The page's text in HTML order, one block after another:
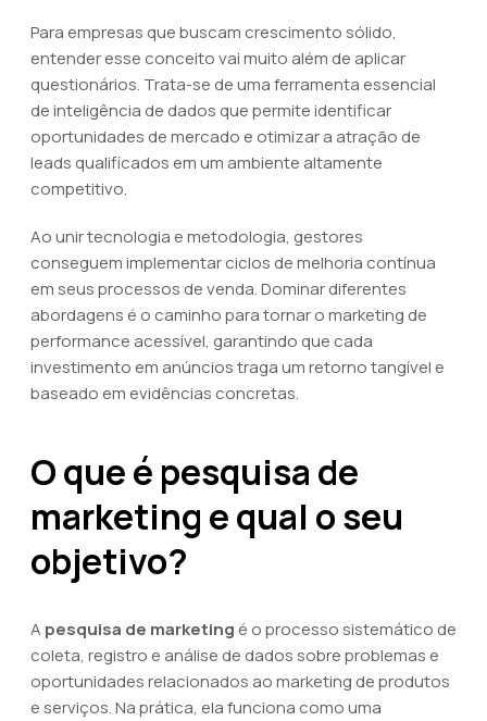
Para empresas que buscam crescimento sólido,
entender esse conceito vai muito além de aplicar
questionários. Trata-se de uma ferramenta essencial
de inteligência de dados que permite identificar
oportunidades de mercado e otimizar a atração de
leads qualificados em um ambiente altamente
competitivo.
Ao unir tecnologia e metodologia, gestores
conseguem implementar ciclos de melhoria contínua
em seus processos de venda. Dominar diferentes
abordagens é o caminho para tornar o marketing de
performance acessível, garantindo que cada
investimento em anúncios traga um retorno tangível e
baseado em evidências concretas.
O que é pesquisa de
marketing e qual o seu
objetivo?
A pesquisa de marketing é o processo sistemático de
coleta, registro e análise de dados sobre problemas e
oportunidades relacionados ao marketing de produtos
e serviços. Na prática, ela funciona como uma